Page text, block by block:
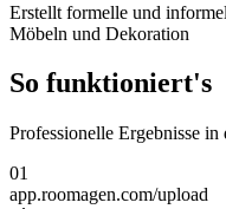
Erstellt formelle und
Möbeln und Dekoration
So funktioniert's
Professionelle Ergebnisse
01
app.roomagen.com/upload